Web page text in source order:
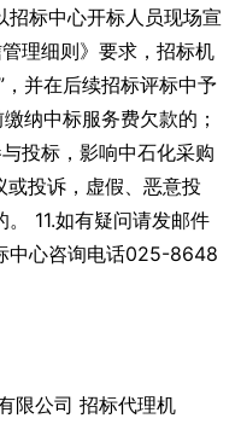
招标中心开标人员现场宣
理细则》要求，招标机
并在后续招标评标中予
纳中标服务费欠款的；
投标，影响中石化采购
投诉，虚假、恶意投
11.如有疑问请发邮件
中心咨询电话025-8648
限公司 招标代理机